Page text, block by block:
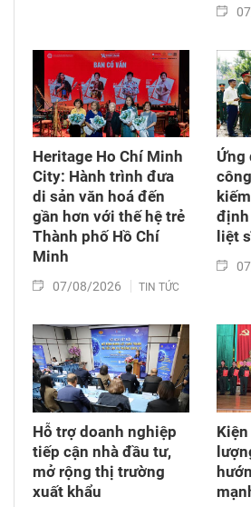
Heritage Ho Chí Minh
City: Hành trình đưa
di sản văn hoá đến
gần hơn với thế hệ trẻ
Thành phố Hồ Chí
Minh
07/08/2026 TIN TỨC
Ứng
định
liệt
Hỗ trợ doanh nghiệp
tiếp cận nhà đầu tư,
mở rộng thị trường
xuất khẩu